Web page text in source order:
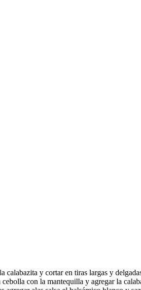
y cortar en tiras largas y
con la mantequilla y agregar la